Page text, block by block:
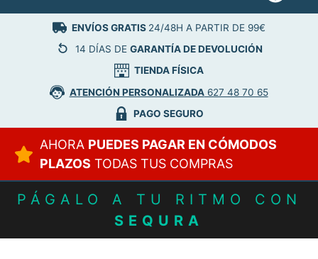
ENVÍOS GRATIS 24/48H A PARTIR DE 99€
14 DÍAS DE GARANTÍA DE DEVOLUCIÓN
TIENDA FÍSICA
ATENCIÓN PERSONALIZADA627 48 70 65
PAGO SEGURO
AHORA PUEDES PAGAR EN CÓMODOS
PLAZOS TODAS TUS COMPRAS
PÁGALO A TU RITMO CON
SEQURA